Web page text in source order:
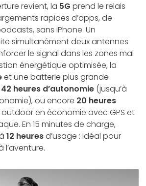
revient, la 5G prend le relais
rapides d’apps, de
sans iPhone. Un
simultanément deux antennes
le signal dans les zones mal
énergétique optimisée, la
et une batterie plus grande
42 heures d’autonomie (jusqu’à
ou encore 20 heures
en économie avec GPS et
En 15 minutes de charge,
12 heuresd’usage : idéal pour
l’aventure.